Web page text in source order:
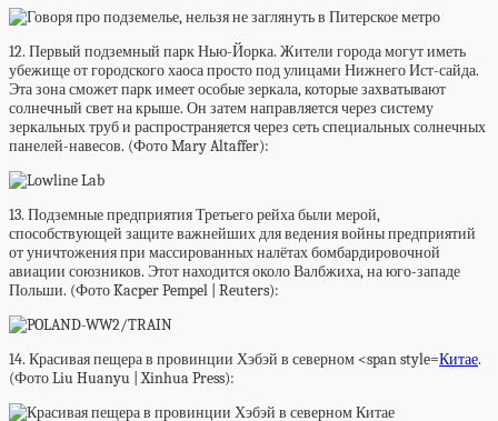
12. Первый подземный парк Нью-Йорка. Жители города могут иметь
убежище от городского хаоса просто под улицами Нижнего Ист-сайда.
Эта зона сможет парк имеет особые зеркала, которые захватывают
солнечный свет на крыше. Он затем направляется через систему
зеркальных труб и распространяется через сеть специальных солнечных
панелей-навесов. (Фото Mary Altaffer):
13. Подземные предприятия Третьего рейха были мерой,
способствующей защите важнейших для ведения войны предприятий
от уничтожения при массированных налётах бомбардировочной
авиации союзников. Этот находится около Валбжиха, на юго-западе
Польши. (Фото Kacper Pempel | Reuters):
14. Красивая пещера в провинции Хэбэй в северном <span style=Китае.
(Фото Liu Huanyu | Xinhua Press):